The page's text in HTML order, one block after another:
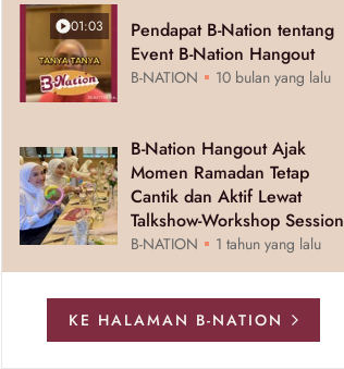
01:03
Pendapat B-Nation tentang
Event B-Nation Hangout
B-NATION 10 bulan yang lalu
B-Nation Hangout Ajak
Momen Ramadan Tetap
Cantik dan Aktif Lewat
Talkshow-Workshop Session
B-NATION 1 tahun yang lalu
KE HALAMAN B-NATION